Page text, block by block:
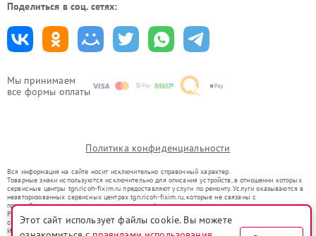
Мы принимаем
все формы оплаты
Поделиться в соц. сетях:
Политика конфиденциальности
Вся информация на сайте носит исключительно справочный характер.
Товарные знаки используются исключительно для описания устройств, в отношении которых
сервисные центры tgn.ricoh-fixim.ru предоставляют услуги по ремонту. Услуги оказываются в
неавторизованных сервисных центрах tgn.ricoh-fixim.ru, которые не связаны с
правообладателями товарных знаков или их официальными представителями.
Ремонт осуществляется для устройств, уже введенных в гражданский оборот в соответствии
со статьей 1487 ГК РФ.
Использование товарных знаков не преследует цели индивидуализации услуг или введения
Этот сайт использует файлы cookie. Вы можете